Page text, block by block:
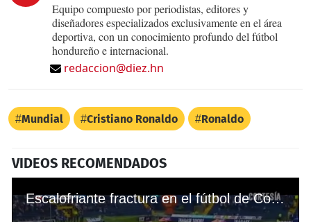
Equipo compuesto por periodistas, editores y
diseñadores especializados exclusivamente en el área
deportiva, con un conocimiento profundo del fútbol
hondureño e internacional.
redaccion@diez.hn
Mundial Cristiano Ronaldo Ronaldo
VIDEOS RECOMENDADOS
Escalofriante fractura en el fútbol de Costa Rica